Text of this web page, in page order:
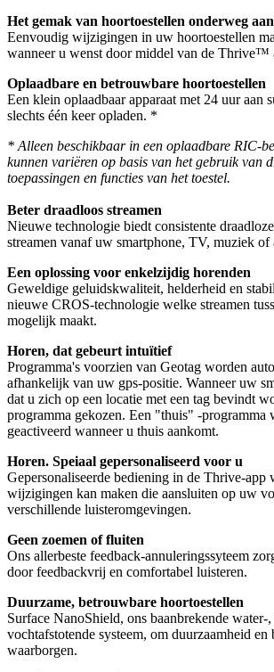
Het gemak van hoortoestellen onderweg
Eenvoudig wijzigingen in uw hoortoestellen
wanneer u wenst door middel van de Thrive™
Oplaadbare en betrouwbare hoortoestellen
Een klein oplaadbaar apparaat met 24 uur aan
slechts één keer opladen. *
* Alleen beschikbaar in een oplaadbare RIC-
kunnen variëren op basis van het gebruik van
toepassingen en functies van het toestel.
Beter draadloos streamen
Nieuwe technologie biedt consistente
streamen vanaf uw smartphone, TV, muziek of
Een oplossing voor enkelzijdig horenden
Geweldige geluidskwaliteit, helderheid en
nieuwe CROS-technologie welke streamen
mogelijk maakt.
Horen, dat gebeurt intuïtief
Programma's voorzien van Geotag worden
afhankelijk van uw gps-positie. Wanneer uw
dat u zich op een locatie met een tag bevindt
programma gekozen. Een "thuis" -programma
geactiveerd wanneer u thuis aankomt.
Horen. Speiaal gepersonaliseerd voor u
Gepersonaliseerde bediening in de Thrive-app
wijzigingen kan maken die aansluiten op uw
verschillende luisteromgevingen.
Geen zoemen of fluiten
Ons allerbeste feedback-annuleringssyteem
door feedbackvrij en comfortabel luisteren.
Duurzame, betrouwbare hoortoestellen
Surface NanoShield, ons baanbrekende water-
vochtafstotende systeem, om duurzaamheid en
waarborgen.